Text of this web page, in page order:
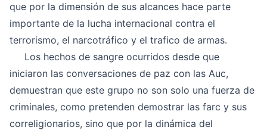
que por la dimensión de sus alcances hace parte
importante de la lucha internacional contra el
terrorismo, el narcotráfico y el trafico de armas.
Los hechos de sangre ocurridos desde que
iniciaron las conversaciones de paz con las Auc,
demuestran que este grupo no son solo una fuerza de
criminales, como pretenden demostrar las farc y sus
correligionarios, sino que por la dinámica del